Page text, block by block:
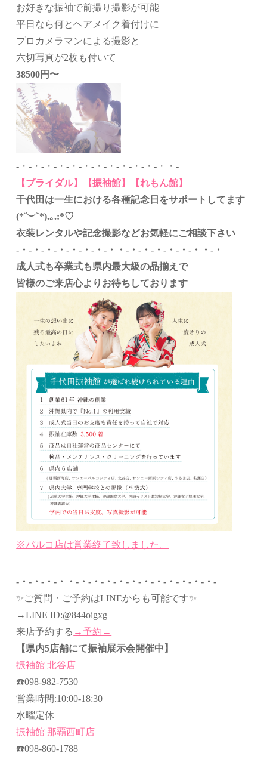
お好きな振袖で前撮り撮影が可能
平日なら何とヘアメイク着付けに
プロカメラマンによる撮影と
六切写真が2枚も付いて
38500円〜
-・-・-・-・-・-・-・-・-・-・-・-・・-
【ブライダル】
【振袖館】
【れもん館】
千代田は一生における各種記念日をサポートしてます
(*˘︶˘*).｡.:*♡
衣装レンタルや記念撮影などお気軽にご相談下さい
-・-・-・-・-・-・-・-・・-・-・-・-・-・-・・-・
成人式も卒業式も県内最大級の品揃えで
皆様のご来店心よりお待ちしております
※パルコ店は営業終了致しました。
-・-・-・-・・-・-・-・-・-・-・-・-・-・-・-・-
✨ご質問・ご予約はLINEからも可能です✨
→LINE ID:@844oigxg
来店予約する →予約←
【県内5店舗にて振袖展示会開催中】
振袖館 北谷店
☎️098-982-7530
営業時間:10:00-18:30
水曜定休
振袖館 那覇西町店
☎️098-860-1788